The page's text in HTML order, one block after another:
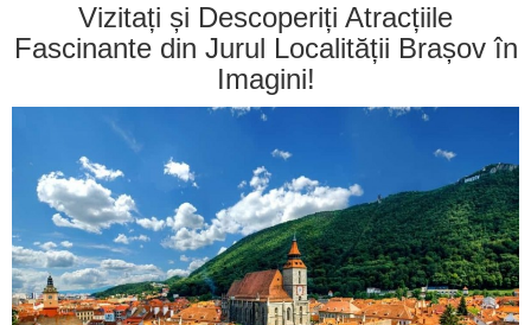
Vizitați și Descoperiți Atracțiile
Fascinante din Jurul Localității Brașov în
Imagini!